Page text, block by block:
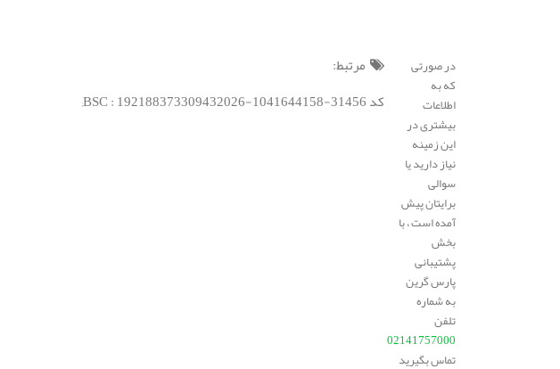
در صورتی
که به
اطلاعات
بیشتری در
این زمینه
نیاز دارید یا
سوالی
برایتان پیش
آمده است ، با
بخش
پشتیبانی
پارس گرین
به شماره
تلفن
02141757000
تماس بگیرید
مرتبط:
کد BSC : 192188373309432026-1041644158-31456;